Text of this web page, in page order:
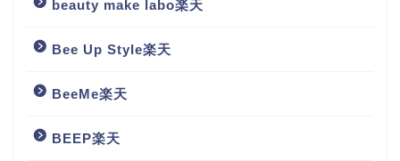
beauty make labo楽天
Bee Up Style楽天
BeeMe楽天
BEEP楽天